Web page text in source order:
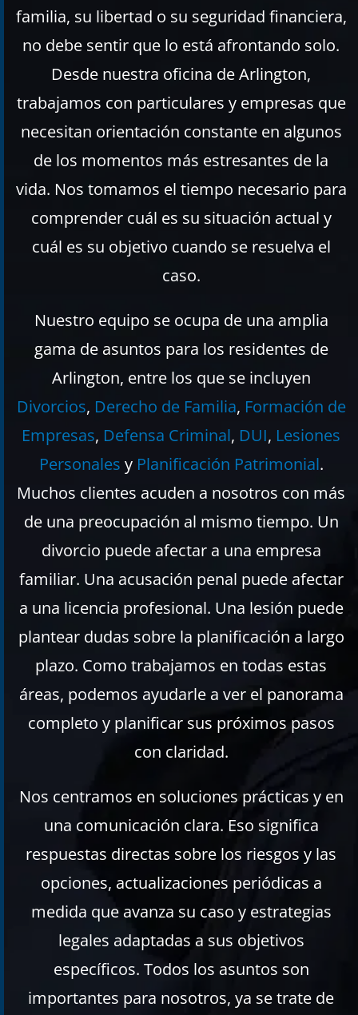
familia, su libertad o su seguridad financiera,
no debe sentir que lo está afrontando solo.
Desde nuestra oficina de Arlington,
trabajamos con particulares y empresas que
necesitan orientación constante en algunos
de los momentos más estresantes de la
vida. Nos tomamos el tiempo necesario para
comprender cuál es su situación actual y
cuál es su objetivo cuando se resuelva el
caso.
Nuestro equipo se ocupa de una amplia
gama de asuntos para los residentes de
Arlington, entre los que se incluyen
Divorcios, Derecho de Familia, Formación de
Empresas, Defensa Criminal, DUI, Lesiones
Personales y Planificación Patrimonial.
Muchos clientes acuden a nosotros con más
de una preocupación al mismo tiempo. Un
divorcio puede afectar a una empresa
familiar. Una acusación penal puede afectar
a una licencia profesional. Una lesión puede
plantear dudas sobre la planificación a largo
plazo. Como trabajamos en todas estas
áreas, podemos ayudarle a ver el panorama
completo y planificar sus próximos pasos
con claridad.
Nos centramos en soluciones prácticas y en
una comunicación clara. Eso significa
respuestas directas sobre los riesgos y las
opciones, actualizaciones periódicas a
medida que avanza su caso y estrategias
legales adaptadas a sus objetivos
específicos. Todos los asuntos son
importantes para nosotros, ya se trate de